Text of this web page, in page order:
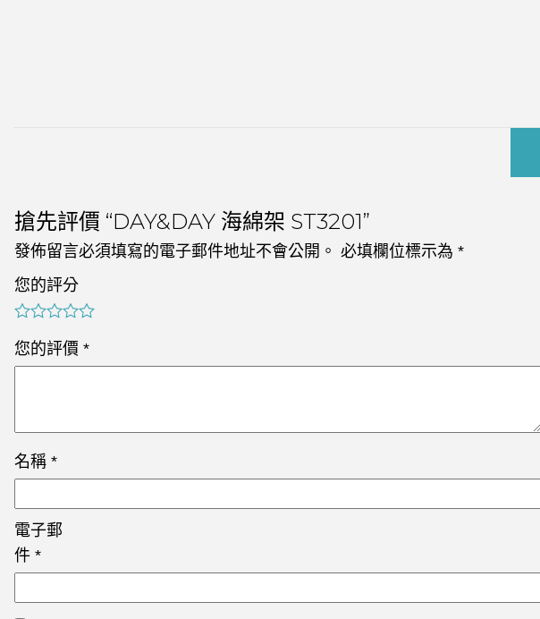
搶先評價 “DAY&DAY 海綿架 ST3201”
發佈留言必須填寫的電子郵件地址不會公開。 必填欄位標示為 *
您的評分
您的評價 *
名稱 *
電子郵
件 *